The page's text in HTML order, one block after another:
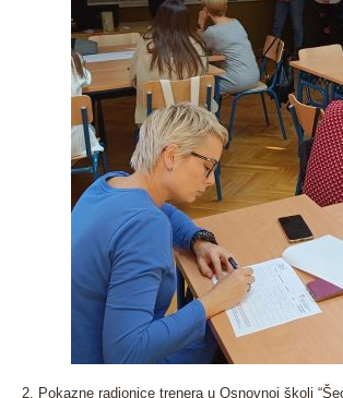
2. Pokazne radionice trenera u Osnovnoj školi